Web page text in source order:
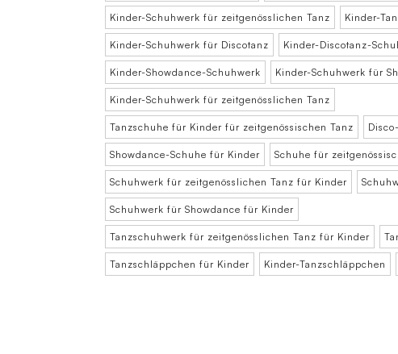
Kinder-Schuhwerk für zeitgenösslichen Tanz Kinder-
Kinder-Schuhwerk für Discotanz Kinder-Discotanz-
Kinder-Showdance-Schuhwerk Kinder-Schuhwerk für
Kinder-Schuhwerk für zeitgenösslichen Tanz
Tanzschuhe für Kinder für zeitgenössischen Tanz
Showdance-Schuhe für Kinder Schuhe für
Schuhwerk für zeitgenösslichen Tanz für Kinder
Schuhwerk für Showdance für Kinder
Tanzschuhwerk für zeitgenösslichen Tanz für Kinder
Tanzschläppchen für Kinder Kinder-Tanzschläppchen